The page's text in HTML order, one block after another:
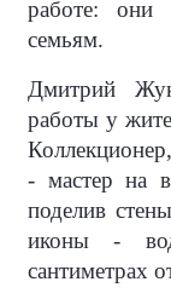
работе: они
семьям.
Дмитрий
работы у
- мастер на
поделив
иконы -
сантиметрах